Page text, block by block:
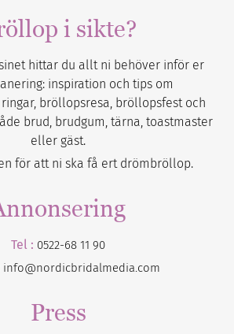
i sikte?
hittar du allt ni behöver inför er
inspiration och tips om
bröllopsresa, bröllopsfest och
brud, brudgum, tärna, toastmaster
eller gäst.
för att ni ska få ert drömbröllop.
Tel : 0522-68 11 90
info@nordicbridalmedia.com
Press